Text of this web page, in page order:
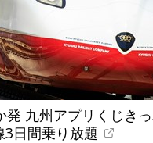
九州アプリくじき
3日間乗り放題